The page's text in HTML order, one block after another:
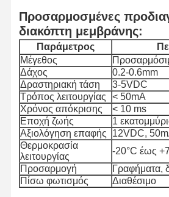
Προσαρμοσμένες
διακόπτη μεμβράνης:
Παράμετρος
Μέγεθος
Δάχος
0.2-0.6mm
Δραστηριακή τάση
3-5VDC
Τρόπος λειτουργίας
< 50mA
Χρόνος απόκρισης
< 10 ms
Εποχή ζωής
1
Αξιολόγηση επαφής
12VDC,
Θερμοκρασία
λειτουργίας
-20°C έως
Προσαρμογή
Γραφήματα,
Πίσω φωτισμός
Διαθέσιμο